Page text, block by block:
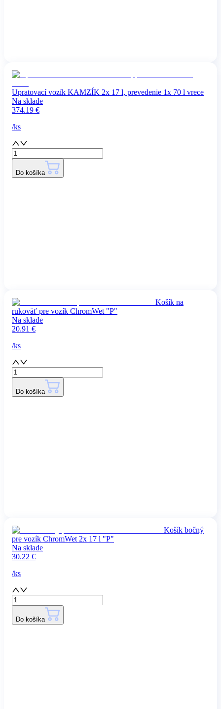
Upratovací vozík KAMZÍK 2x 17 l, prevedenie 1x 70 l vrece
Na sklade
374.19 €
/ks
Do košíka
Košík na
rukoväť pre vozík ChromWet "P"
Na sklade
20.91 €
/ks
Do košíka
Košík bočný
pre vozík ChromWet 2x 17 l "P"
Na sklade
30.22 €
/ks
Do košíka